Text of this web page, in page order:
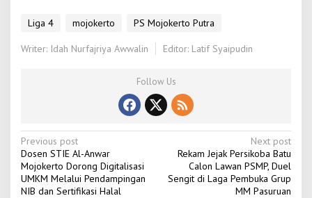
Liga 4 mojokerto PS Mojokerto Putra
Writer: Idah Nurfajriya Awwalin Editor: Latif Syaipudin
Follow Us
P
o
s
Previous post
Dosen STIE Al-Anwar
Mojokerto Dorong Digitalisasi
UMKM Melalui Pendampingan
NIB dan Sertifikasi Halal
Next post
Rekam Jejak Persikoba Batu
Calon Lawan PSMP, Duel
Sengit di Laga Pembuka Grup
MM Pasuruan